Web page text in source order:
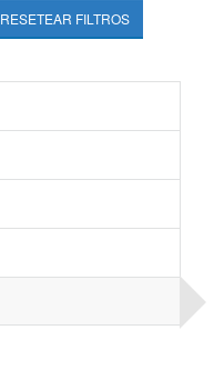
RESETEAR FILTROS